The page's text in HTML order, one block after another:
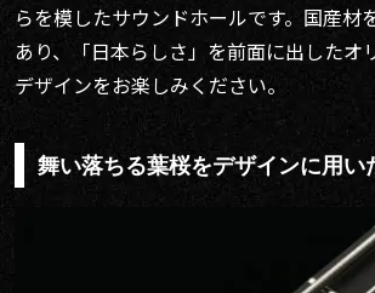
らを模したサウンドホールです。国産材
あり、「日本らしさ」を前面に出したオ
デザインをお楽しみください。
舞い落ちる葉桜をデザインに用い